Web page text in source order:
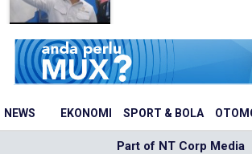
NEWS EKONOMI SPORT & BOLA
Part of NT Corp Media